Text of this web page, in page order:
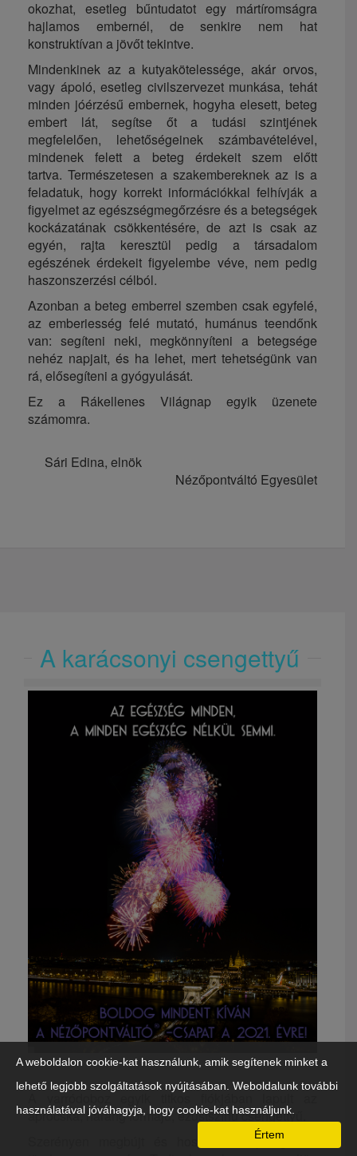
okozhat, esetleg bűntudatot egy mártíromságra
hajlamos embernél, de senkire nem hat
konstruktívan a jövőt tekintve.
Mindenkinek az a kutyakötelessége, akár orvos,
vagy ápoló, esetleg civilszervezet munkása, tehát
minden jóérzésű embernek, hogyha elesett, beteg
embert lát, segítse őt a tudási szintjének
megfelelően, lehetőségeinek számbavételével,
mindenek felett a beteg érdekeit szem előtt
tartva.Természetesen a szakembereknek az is a
feladatuk, hogy korrekt információkkal felhívják a
figyelmet az egészségmegőrzésre és a betegségek
kockázatának csökkentésére, de azt is csak az
egyén, rajta keresztül pedig a társadalom
egészének érdekeit figyelembe véve, nem pedig
haszonszerzési célból.
Azonban a beteg emberrel szemben csak egyfelé,
az emberiesség felé mutató, humánus teendőnk
van: segíteni neki, megkönnyíteni a betegsége
nehéz napjait, és ha lehet, mert tehetségünk van
rá, elősegíteni a gyógyulását.
Ez a Rákellenes Világnap egyik üzenete
számomra.
Sári Edina, elnök
Nézőpontváltó Egyesület
A karácsonyi csengettyű
A varródoboz egyik titkos fiókjában lapult az
aprócska, harang formájú, ezüstszínű csengettyű.
Szerényen megbújt és hosszú hónapokig várt
A weboldalon cookie-kat használunk, amik segítenek minket a
lehető legjobb szolgáltatások nyújtásában. Weboldalunk további
használatával jóváhagyja, hogy cookie-kat használjunk.
Értem